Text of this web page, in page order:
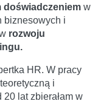
doświadczeniem w
biznesowych i
rozwoju
HR. W pracy
i
lat zbierałam w